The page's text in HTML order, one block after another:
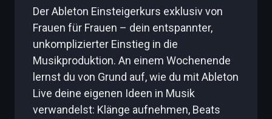
Der Ableton Einsteigerkurs exklusiv von
Frauen für Frauen – dein entspannter,
unkomplizierter Einstieg in die
Musikproduktion. An einem Wochenende
lernst du von Grund auf, wie du mit Ableton
Live deine eigenen Ideen in Musik
verwandelst: Klänge aufnehmen, Beats